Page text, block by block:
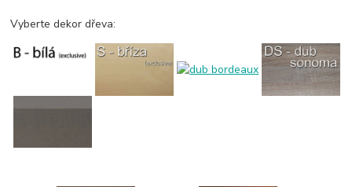
Vyberte dekor dřeva: